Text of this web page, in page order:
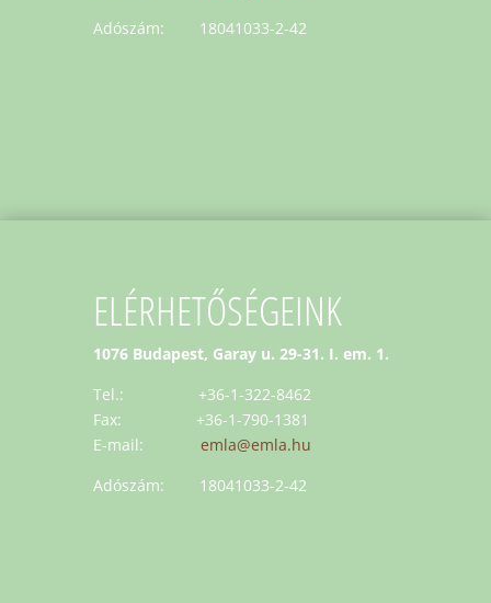
Adószám: 18041033-2-42
ELÉRHETŐSÉGEINK
1076 Budapest, Garay u. 29-31. I. em. 1.
Tel.: +36-1-322-8462
Fax: +36-1-790-1381
E-mail: emla@emla.hu
Adószám: 18041033-2-42